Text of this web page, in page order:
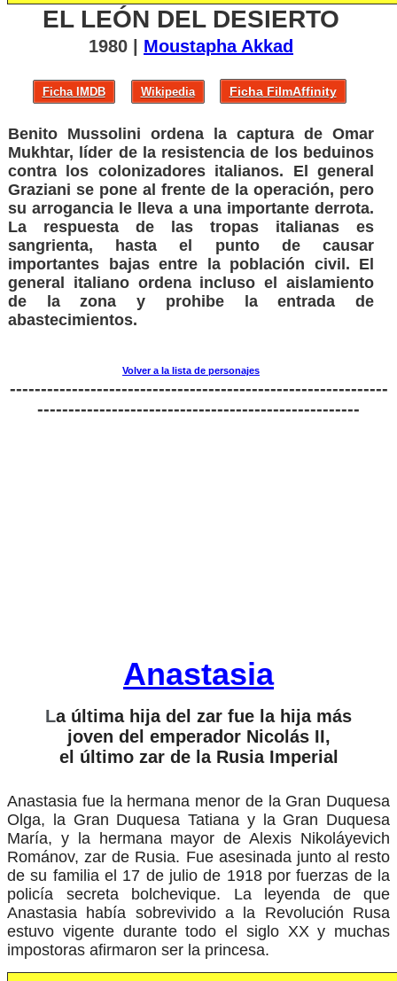
EL LEÓN DEL DESIERTO
1980 | Moustapha Akkad
Ficha IMDB Wikipedia Ficha FilmAffinity
Benito Mussolini ordena la captura de Omar
Mukhtar, líder de la resistencia de los beduinos
contra los colonizadores italianos. El general
Graziani se pone al frente de la operación, pero
su arrogancia le lleva a una importante derrota.
La respuesta de las tropas italianas es
sangrienta, hasta el punto de causar
importantes bajas entre la población civil. El
general italiano ordena incluso el aislamiento
de la zona y prohibe la entrada de
abastecimientos.
Volver a la lista de personajes
-------------------------------------------------------------
----------------------------------------------------
Anastasia
La última hija del zar fue la hija más
joven del emperador Nicolás II,
el último zar de la Rusia Imperial
Anastasia fue la hermana menor de la Gran Duquesa
Olga, la Gran Duquesa Tatiana y la Gran Duquesa
María, y la hermana mayor de Alexis Nikoláyevich
Románov, zar de Rusia. Fue asesinada junto al resto
de su familia el 17 de julio de 1918 por fuerzas de la
policía secreta bolchevique. La leyenda de que
Anastasia había sobrevivido a la Revolución Rusa
estuvo vigente durante todo el siglo XX y muchas
impostoras afirmaron ser la princesa.